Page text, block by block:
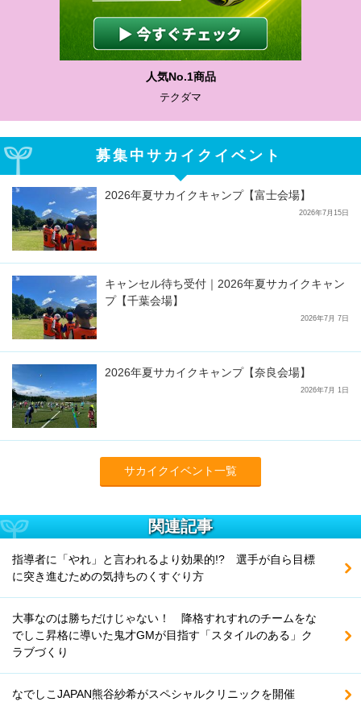
人気No.1商品
テクダマ
募集中サカイクイベント
2026年夏サカイクキャンプ【富士会場】
2026年7月15日
キャンセル待ち受付｜2026年夏サカイクキャン
プ【千葉会場】
2026年7月 7日
2026年夏サカイクキャンプ【奈良会場】
2026年7月 1日
サカイクイベント一覧
関連記事
指導者に「やれ」と言われるより効果的!? 選手が自ら目標
に突き進むための気持ちのくすぐり方
大事なのは勝ちだけじゃない！ 降格すれすれのチームをな
でしこ昇格に導いた鬼才GMが目指す「スタイルのある」ク
ラブづくり
なでしこJAPAN熊谷紗希がスペシャルクリニックを開催